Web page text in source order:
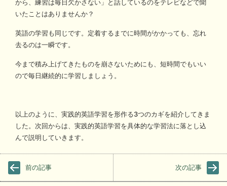
から、練習は毎日欠かさない」と話しているのをテレビなどで聞
いたことはありませんか？
英語の学習も同じです。定着するまでに時間がかかっても、忘れ
去るのは一瞬です。
今まで積み上げてきたものを崩さないためにも、短時間でもいい
ので毎日継続的に学習しましょう。
以上のように、実践的英語学習を形作る3つのカギを紹介してきま
した。次回からは、実践的英語学習を具体的な学習法に落とし込
んで説明していきます。
前の記事 次の記事